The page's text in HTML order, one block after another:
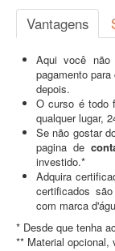
Vantagens
Aqui você não
pagamento
depois.
O curso é todo
qualquer lugar,
Se não gostar
pagina de
investido.*
Adquira
certificados
com marca
* Desde que tenha
** Material opcional,